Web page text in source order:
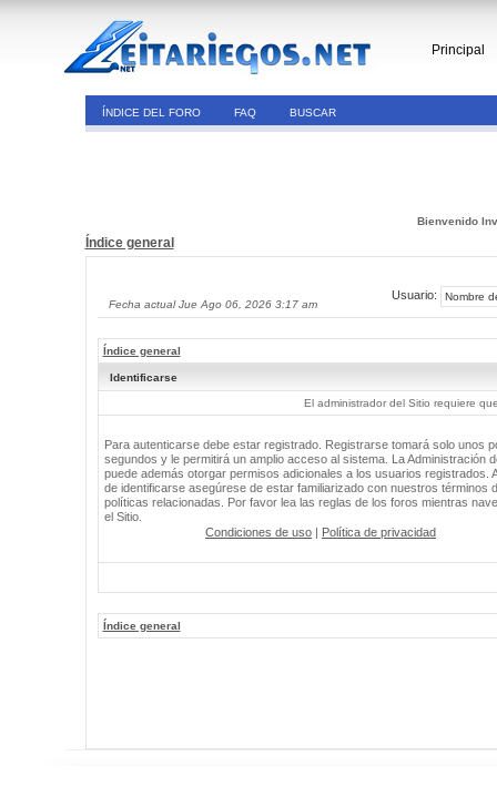
Principal
ÍNDICE DEL FORO FAQ BUSCAR
Bienvenido
Índice general
Fecha actual Jue Ago 06, 2026 3:17 am
Usuario:
Índice general
Identificarse
El administrador del Sitio requiere
Para autenticarse debe estar registrado. Registrarse tomará solo unos
segundos y le permitirá un amplio acceso al sistema. La Administración
puede además otorgar permisos adicionales a los usuarios registrados.
de identificarse asegúrese de estar familiarizado con nuestros términos
políticas relacionadas. Por favor lea las reglas de los foros mientras
el Sitio.
Condiciones de uso | Política de privacidad
Índice general